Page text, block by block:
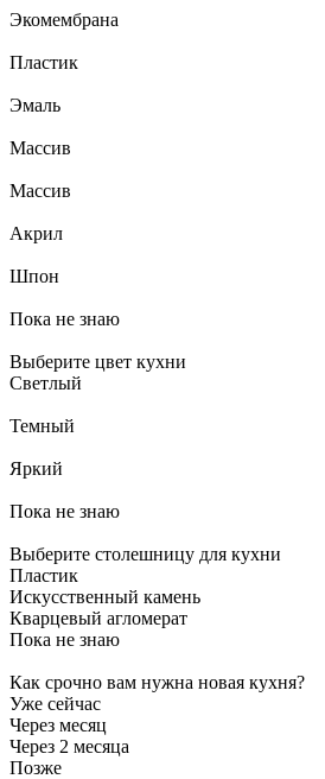
Экомембрана
Пластик
Эмаль
Массив
Массив
Акрил
Шпон
Пока не знаю
Выберите цвет кухни
Светлый
Темный
Яркий
Пока не знаю
Выберите столешницу для кухни
Пластик
Искусственный камень
Кварцевый агломерат
Пока не знаю
Как срочно вам нужна новая кухня?
Уже сейчас
Через месяц
Через 2 месяца
Позже